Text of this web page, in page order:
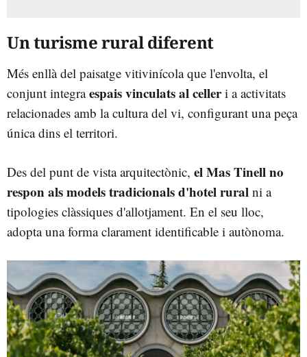
Un turisme rural diferent
Més enllà del paisatge vitivinícola que l'envolta, el
conjunt integraespais vinculats al celleri a activitats
relacionades amb la cultura del vi, configurant una peça
única dins el territori.
Des del punt de vista arquitectònic, el Mas Tinell no
respon als models tradicionals d'hotel rural ni a
tipologies clàssiques d'allotjament. En el seu lloc,
adopta una forma clarament identificable i autònoma.